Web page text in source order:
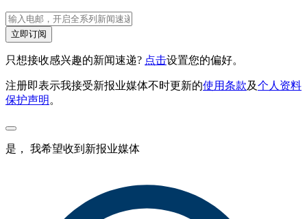
立即订阅
只想接收感兴趣的新闻速递? 点击设置您的偏好。
注册即表示我接受新报业媒体不时更新的使用条款及个人资料
保护声明。
是， 我希望收到新报业媒体